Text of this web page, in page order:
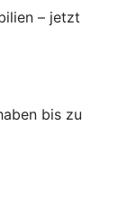
– jetzt
bis zu